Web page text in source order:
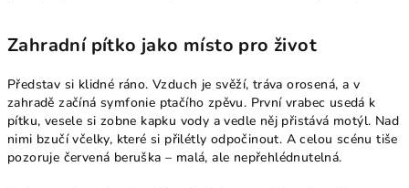
Zahradní pítko jako místo pro život
Představ si klidné ráno. Vzduch je svěží, tráva orosená, a v
zahradě začíná symfonie ptačího zpěvu. První vrabec usedá k
pítku, vesele si zobne kapku vody a vedle něj přistává motýl. Nad
nimi bzučí včelky, které si přilétly odpočinout. A celou scénu tiše
pozoruje červená beruška – malá, ale nepřehlédnutelná.